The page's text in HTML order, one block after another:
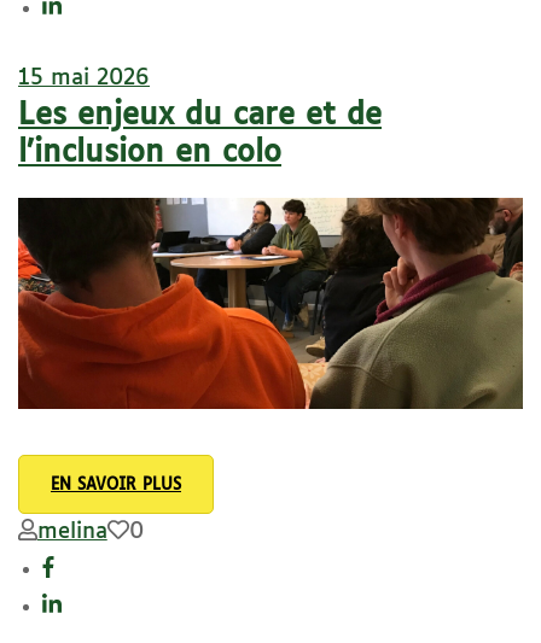
15 mai 2026
Les enjeux du care et de
l’inclusion en colo
EN SAVOIR PLUS
melina 0